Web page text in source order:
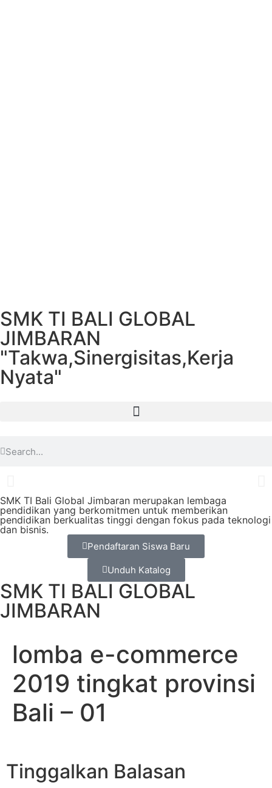
SMK TI BALI GLOBAL
JIMBARAN
"Takwa,Sinergisitas,Kerja
Nyata"
SMK TI Bali Global Jimbaran merupakan lembaga
pendidikan yang berkomitmen untuk memberikan
pendidikan berkualitas tinggi dengan fokus pada teknologi
dan bisnis.
Pendaftaran Siswa Baru
Unduh Katalog
SMK TI BALI GLOBAL
JIMBARAN
lomba e-commerce
2019 tingkat provinsi
Bali – 01
Tinggalkan Balasan